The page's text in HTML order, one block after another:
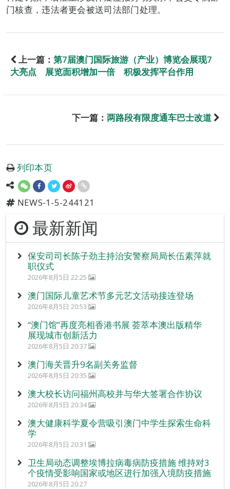
门核查，违法者更会被送司法部门处理。
上一篇： 第7届澳门国际旅游（产业）博览会展现7
大亮点 展览面积增加一倍 积极发挥平台作用
下一篇： 两路段有限度通车巴士改道
列印本页
NEWS-1-5-244121
最新新闻
保安司司长陈子劲主持治安警察局局长伍素萍就
职仪式
2026年8月5日 22:25
澳门国际儿童艺术节多元艺文活动接连登场
2026年8月5日 20:53
“澳门馆”再度亮相香港书展 荟萃本澳出版精华
展现城市创新活力
2026年8月5日 20:37
澳门海关晋升9名副关务监督
2026年8月5日 20:35
澳大校长访问福州高校并与华大签署合作协议
2026年8月5日 20:34
澳大健康科学夏令营吸引澳门中学生探索生命科
学
2026年8月5日 20:31
卫生局动态调整埃博拉病毒病防疫措施 维持对3
个疫情受影响国家或地区进行加强入境防疫措施
2026年8月5日 20:27